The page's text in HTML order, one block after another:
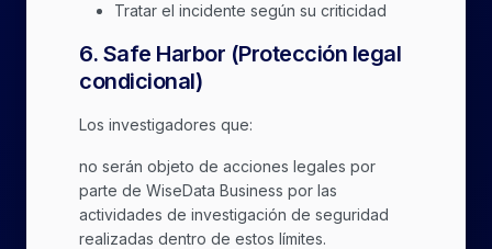
Tratar el incidente según su criticidad
6. Safe Harbor (Protección legal
condicional)
Los investigadores que:
no serán objeto de acciones legales por
parte de WiseData Business por las
actividades de investigación de seguridad
realizadas dentro de estos límites.